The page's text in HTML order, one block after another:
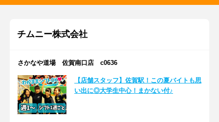
チムニー株式会社
さかなや道場 佐賀南口店 c0636
【店舗スタッフ】佐賀駅！この夏バイトも思
い出に◎大学生中心！まかない付♪